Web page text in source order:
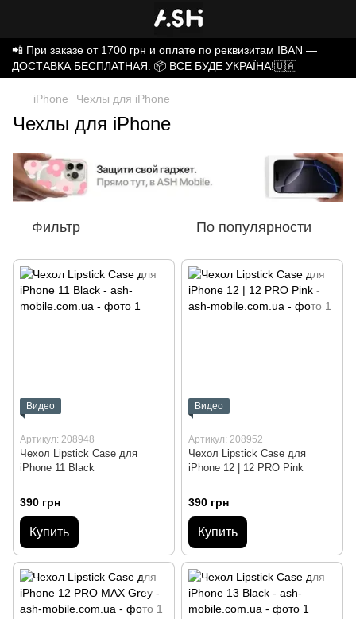
📲 При заказе от 1700 грн и оплате по реквизитам IBAN —
ДОСТАВКА БЕСПЛАТНАЯ. 📦 ВСЕ БУДЕ УКРАЇНА!🇺🇦
iPhone Чехлы для iPhone
Чехлы для iPhone
Фильтр По популярности
Видео
Артикул: 208948
Чехол Lipstick Case для
iPhone 11 Black
390 грн
Купить
Видео
Артикул: 208952
Чехол Lipstick Case для
iPhone 12 | 12 PRO Pink
390 грн
Купить